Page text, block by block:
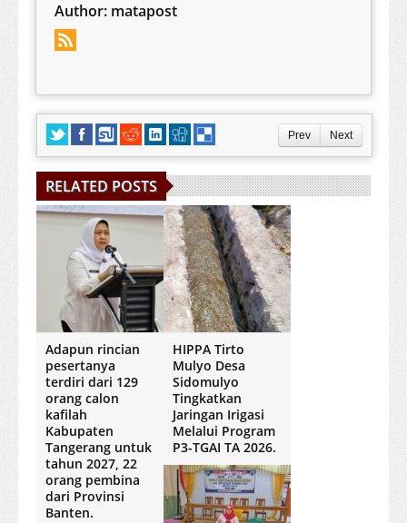
Author: matapost
Prev Next
RELATED POSTS
Adapun rincian
pesertanya
terdiri dari 129
orang calon
kafilah
Kabupaten
Tangerang untuk
tahun 2027, 22
orang pembina
dari Provinsi
Banten.
HIPPA Tirto
Mulyo Desa
Sidomulyo
Tingkatkan
Jaringan Irigasi
Melalui Program
P3-TGAI TA 2026.